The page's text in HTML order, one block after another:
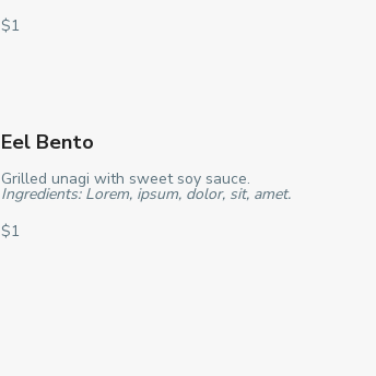
$1
Eel Bento
Grilled unagi with sweet soy sauce.
Ingredients: Lorem, ipsum, dolor, sit, amet.
$1